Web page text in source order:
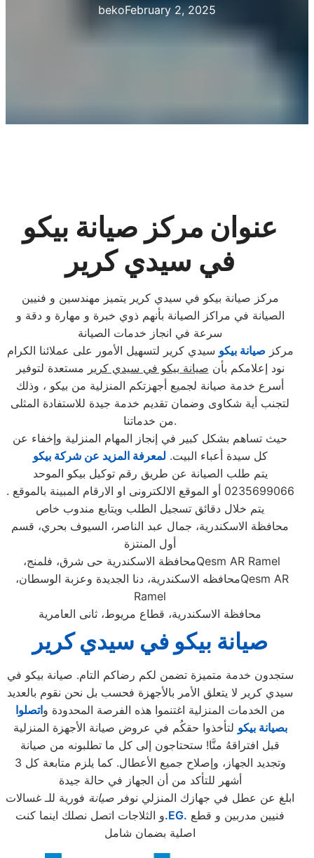
bekoFebruary 2, 2025
عنوان مركز صيانة بيكو
في سيدي كرير
مركز صيانة بيكو في سيدي كرير يتميز مهندسين و فنيين
الصيانة في مراكز الصيانة بأنهم ذوي خبرة و مهارة و دقة و
سرعة في انجاز خدمات الصيانة
مركز صيانة بيكو سيدي كرير لتسهيل الأمور على عملائنا الكرام
نود إعلامكم بأن صيانة بيكو في سيدي كرير مستعدة لتوفير
أسرع خدمة صيانة لجميع أجهزتكم المنزلية من بيكو ، وذلك
لتجنب أية شكاوى وضمان تقديم خدمة جيدة للاستفادة المثلى
من خدماتنا.
حيث تساهم بشكل كبير في إنجاز المهام المنزلية وإخفاء عن
كل سيدة أعباء البيت. لمعرفة المزيد عن شركة بيكو
يتم طلب الصيانة عن طريق رقم توكيل بيكو الموحد
0235699066 أو الموقع الالكترونى او الارقام المبينة بالموقع .
يتم خلال دقائق تسجيل الطلب ويتابع مندوب خاص
محافظة الاسكندرية، جمال عبد الناصر، السيوف بحري، قسم
أول المنتزة
محافظة الاسكندرية حى شرق، فلمنج،Qesm AR Ramel
محافظه الاسكندرية، دنا الجديدة وعزبة الوسطان،Qesm AR
Ramel
محافظة الاسكندرية، قطاع مريوط، ثانى العامرية
صيانة بيكو في سيدي كرير
ستجدون خدمة متميزة تضمن لكم رضاكم التام. صيانة بيكو في
سيدي كرير لا يتعلق الأمر بالأجهزة فحسب بل نحن نقوم بالعديد
من الخدمات المنزلية اغتنموا هذه الفرصة المحدودة واتصلوا
بصيانة بيكو لتأخذوا حقكُم في عروض صيانة الأجهزة المنزلية
قبل افتراقهُ منَّا! ستحتاجون إلى كل ما تطلبونه من صيانة
وتجديد الجهاز، وإصلاح جميع الأعطال. كما يلزم متابعة كل 3
أشهر للتأكد من أن الجهاز في حالة جيدة
ابلغ عن عطل في جهازك المنزلي نوفر صيانة فورية للـ غسالات
و الثلاجات اتصل نصلك اينما كنت.EG.
اصلية بضمان شامل